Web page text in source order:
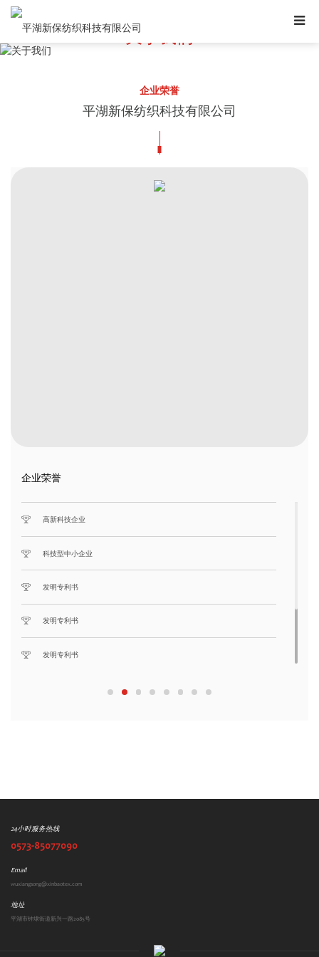
关于我们
企业荣誉
平湖新保纺织科技有限公司
企业荣誉
高新科技企业
科技型中小企业
发明专利书
发明专利书
发明专利书
24小时服务热线
0573-85077090
Email
wuxiangsong@xinbaotex.com
地址
平湖市钟埭街道新兴一路2085号